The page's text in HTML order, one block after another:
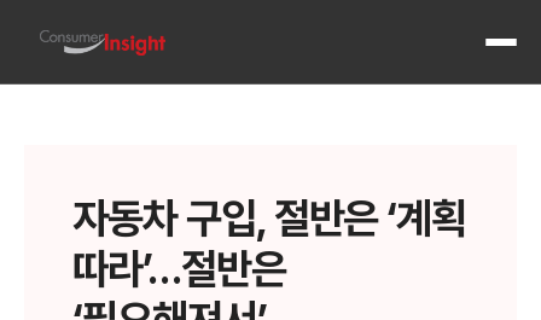
전체
자동차 구입, 절반은 ‘계획
따라’…절반은